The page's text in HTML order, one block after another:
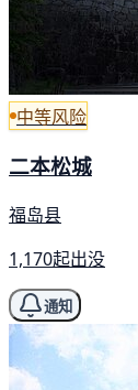
中等风险
二本松城
福岛县
1,170起出没
通知